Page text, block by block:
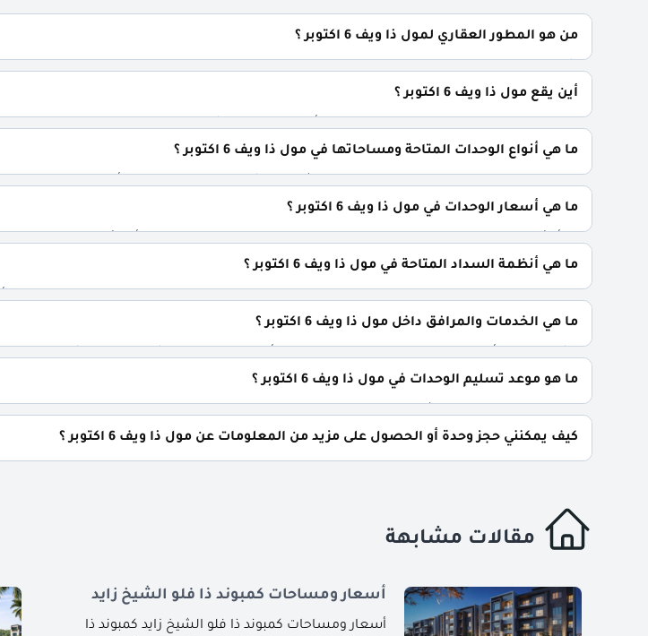
من هو المطور العقاري لمول ذا ويف 6 اكتوبر ؟
أين يقع مول ذا ويف 6 اكتوبر ؟
ما هي أنواع الوحدات المتاحة ومساحاتها في مول ذا ويف 6 اكتوبر ؟
ما هي أسعار الوحدات في مول ذا ويف 6 اكتوبر ؟
السوق.
ما هي أنظمة السداد المتاحة في مول ذا ويف 6 اكتوبر ؟
ما هي الخدمات والمرافق داخل مول ذا ويف 6 اكتوبر ؟
أمنية مشددة.
ما هو موعد تسليم الوحدات في مول ذا ويف 6 اكتوبر ؟
كيف يمكنني حجز وحدة أو الحصول على مزيد من المعلومات عن مول ذا ويف 6 اكتوبر ؟
مقالات مشابهة
أسعار ومساحات كمبوند ذا فلو الشيخ زايد
أسعار ومساحات كمبوند ذا فلو الشيخ زايد كمبوند ذا